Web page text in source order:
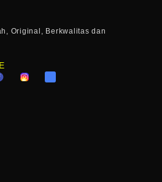
Original, Berkwalitas dan